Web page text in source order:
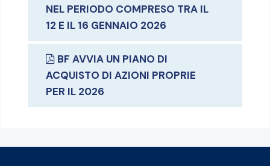
NEL PERIODO COMPRESO TRA IL
12 E IL 16 GENNAIO 2026
BF AVVIA UN PIANO DI
ACQUISTO DI AZIONI PROPRIE
PER IL 2026